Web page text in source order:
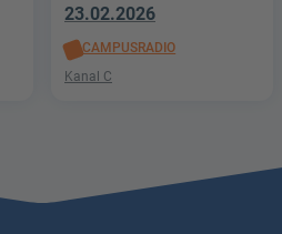
23.02.2026
CAMPUSRADIO
Kanal C